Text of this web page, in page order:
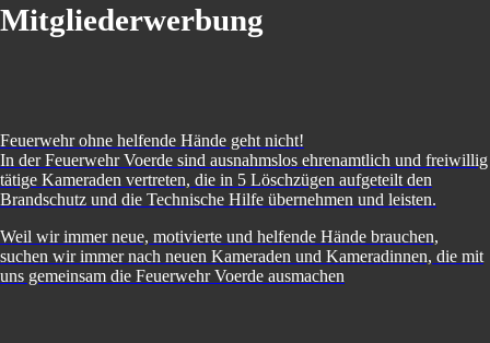
Mitgliederwerbung
Feuerwehr ohne helfende Hände geht nicht!
In der Feuerwehr Voerde sind ausnahmslos ehrenamtlich und freiwillig
tätige Kameraden vertreten, die in 5 Löschzügen aufgeteilt den
Brandschutz und die Technische Hilfe übernehmen und leisten.
Weil wir immer neue, motivierte und helfende Hände brauchen,
suchen wir immer nach neuen Kameraden und Kameradinnen, die mit
uns gemeinsam die Feuerwehr Voerde ausmachen